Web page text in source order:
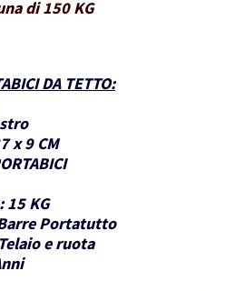
di 150 KG
DA TETTO:
x 9 CM
15 KG
Portatutto
Telaio e ruota